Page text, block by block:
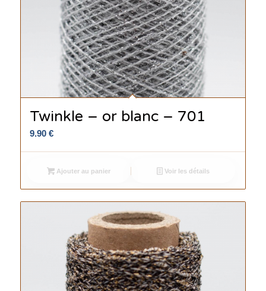
Twinkle – or blanc – 701
9.90 €
Ajouter au panier Voir les détails